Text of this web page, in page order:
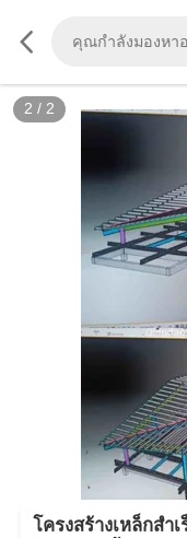
2 / 2
โครงสร้างเหล็กส